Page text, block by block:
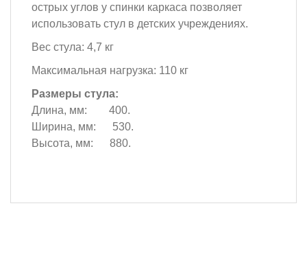
острых углов у спинки каркаса позволяет
использовать стул в детских учреждениях.
Вес стула: 4,7 кг
Максимальная нагрузка: 110 кг
Размеры стула:
Длина, мм: 400.
Ширина, мм: 530.
Высота, мм: 880.